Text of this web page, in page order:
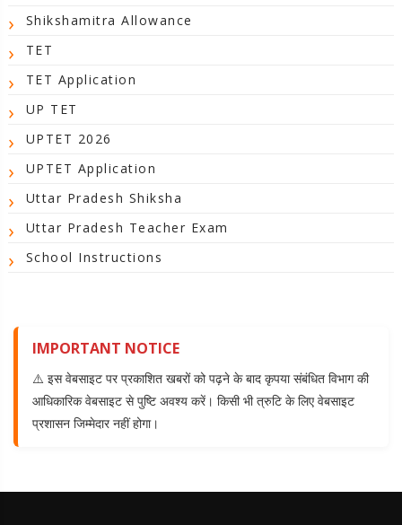
Shikshamitra Allowance
TET
TET Application
UP TET
UPTET 2026
UPTET Application
Uttar Pradesh Shiksha
Uttar Pradesh Teacher Exam
School Instructions
IMPORTANT NOTICE
⚠️ इस वेबसाइट पर प्रकाशित खबरों को पढ़ने के बाद कृपया संबंधित विभाग की
आधिकारिक वेबसाइट से पुष्टि अवश्य करें। किसी भी त्रुटि के लिए वेबसाइट
प्रशासन जिम्मेदार नहीं होगा।